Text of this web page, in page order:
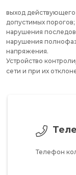
выход
допустимых порогов;
нарушения
нарушения
напряжения.
Устройство
сети и при их
Телефон